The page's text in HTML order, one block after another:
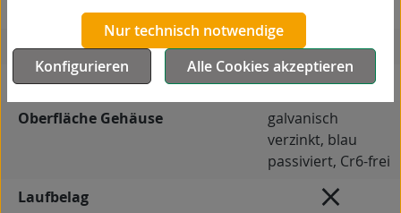
autoklaventauglich
Produkttyp
Bockrolle
Material Gehäuse
Stahlblech
Oberfläche Gehäuse
galvanisch
verzinkt, blau
passiviert, Cr6-frei
Laufbelag
Nur technisch notwendige
Konfigurieren
Alle Cookies akzeptieren